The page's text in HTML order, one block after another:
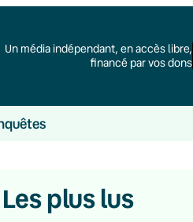
Un média indépendant, en accès libre,
financé par vos dons
Les plus lus